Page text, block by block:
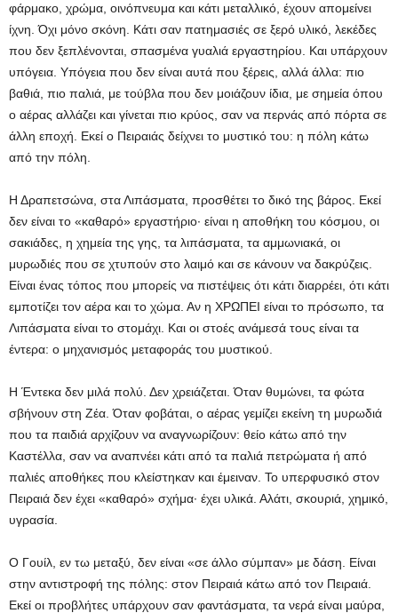
φάρμακο, χρώμα, οινόπνευμα και κάτι μεταλλικό, έχουν απομείνει
ίχνη. Όχι μόνο σκόνη. Κάτι σαν πατημασιές σε ξερό υλικό, λεκέδες
που δεν ξεπλένονται, σπασμένα γυαλιά εργαστηρίου. Και υπάρχουν
υπόγεια. Υπόγεια που δεν είναι αυτά που ξέρεις, αλλά άλλα: πιο
βαθιά, πιο παλιά, με τούβλα που δεν μοιάζουν ίδια, με σημεία όπου
ο αέρας αλλάζει και γίνεται πιο κρύος, σαν να περνάς από πόρτα σε
άλλη εποχή. Εκεί ο Πειραιάς δείχνει το μυστικό του: η πόλη κάτω
από την πόλη.
Η Δραπετσώνα, στα Λιπάσματα, προσθέτει το δικό της βάρος. Εκεί
δεν είναι το «καθαρό» εργαστήριο· είναι η αποθήκη του κόσμου, οι
σακιάδες, η χημεία της γης, τα λιπάσματα, τα αμμωνιακά, οι
μυρωδιές που σε χτυπούν στο λαιμό και σε κάνουν να δακρύζεις.
Είναι ένας τόπος που μπορείς να πιστέψεις ότι κάτι διαρρέει, ότι κάτι
εμποτίζει τον αέρα και το χώμα. Αν η ΧΡΩΠΕΙ είναι το πρόσωπο, τα
Λιπάσματα είναι το στομάχι. Και οι στοές ανάμεσά τους είναι τα
έντερα: ο μηχανισμός μεταφοράς του μυστικού.
Η Έντεκα δεν μιλά πολύ. Δεν χρειάζεται. Όταν θυμώνει, τα φώτα
σβήνουν στη Ζέα. Όταν φοβάται, ο αέρας γεμίζει εκείνη τη μυρωδιά
που τα παιδιά αρχίζουν να αναγνωρίζουν: θείο κάτω από την
Καστέλλα, σαν να αναπνέει κάτι από τα παλιά πετρώματα ή από
παλιές αποθήκες που κλείστηκαν και έμειναν. Το υπερφυσικό στον
Πειραιά δεν έχει «καθαρό» σχήμα· έχει υλικά. Αλάτι, σκουριά, χημικό,
υγρασία.
Ο Γουίλ, εν τω μεταξύ, δεν είναι «σε άλλο σύμπαν» με δάση. Είναι
στην αντιστροφή της πόλης: στον Πειραιά κάτω από τον Πειραιά.
Εκεί οι προβλήτες υπάρχουν σαν φαντάσματα, τα νερά είναι μαύρα,